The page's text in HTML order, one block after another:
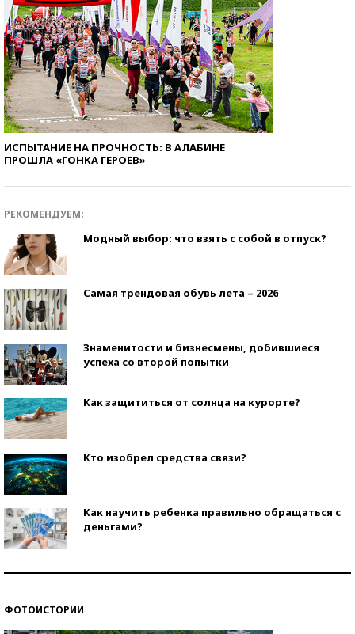
ИСПЫТАНИЕ НА ПРОЧНОСТЬ: В АЛАБИНЕ
ПРОШЛА «ГОНКА ГЕРОЕВ»
РЕКОМЕНДУЕМ:
Модный выбор: что взять с собой в отпуск?
Самая трендовая обувь лета – 2026
Знаменитости и бизнесмены, добившиеся
успеха со второй попытки
Как защититься от солнца на курорте?
Кто изобрел средства связи?
Как научить ребенка правильно обращаться с
деньгами?
ФОТОИСТОРИИ